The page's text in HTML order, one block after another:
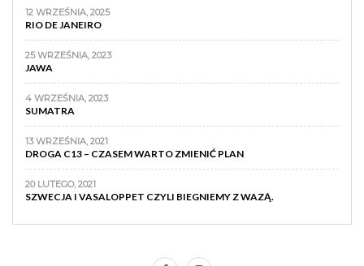
12 WRZEŚNIA, 2025
RIO DE JANEIRO
25 WRZEŚNIA, 2023
JAWA
4 WRZEŚNIA, 2023
SUMATRA
13 WRZEŚNIA, 2021
DROGA C13 – CZASEM WARTO ZMIENIĆ PLAN
20 LUTEGO, 2021
SZWECJA I VASALOPPET CZYLI BIEGNIEMY Z WAZĄ.